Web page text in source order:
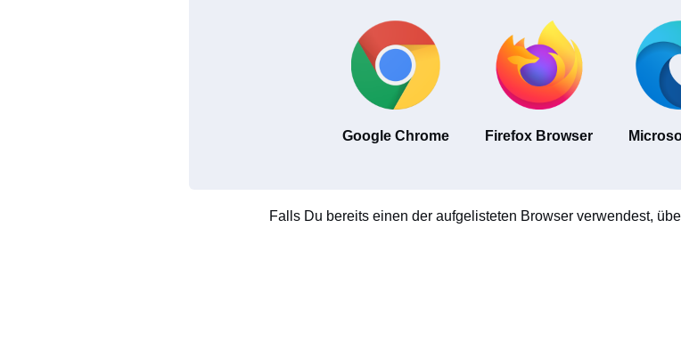
Google Chrome Firefox Browser
Falls Du bereits einen der aufgelisteten Browser verwendest,